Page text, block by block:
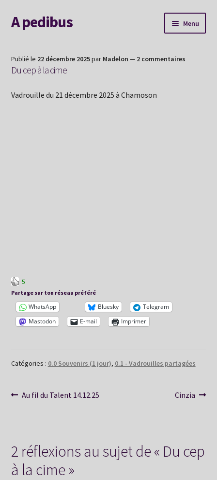
Aller
à
navigation
Aller
au
A pedibus Menu
Nouvelle voie
Explorer le site
Publié le 22 décembre 2025par Madelon — 2 commentaires
Du cep à la cime
Vadrouille du 21 décembre 2025 à Chamoson
5
Partage sur ton réseau préféré
WhatsApp Bluesky
Telegram
Mastodon
E-mail Imprimer
Catégories : 0.0 Souvenirs (1 jour), 0.1 - Vadrouilles partagées
Navigation
Article
Au fil du Talent 14.12.25
Article
Cinzia
2 réflexions au sujet de « Du cep
à la cime»